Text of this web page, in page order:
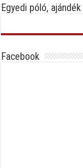
Egyedi póló, ajándék
Facebook